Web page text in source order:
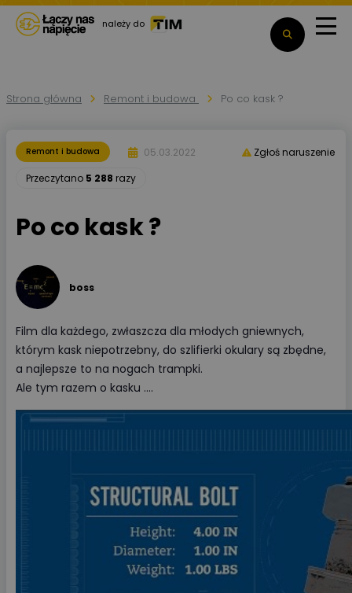
należy do
Strona główna Remont i budowa Po co kask ?
Remont i budowa
05.03.2022
Przeczytano 5 288 razy
Zgłoś naruszenie
Po co kask ?
boss
Film dla każdego, zwłaszcza dla młodych gniewnych,
którym kask niepotrzebny, do szlifierki okulary są zbędne,
a najlepsze to na nogach trampki.
Ale tym razem o kasku ....